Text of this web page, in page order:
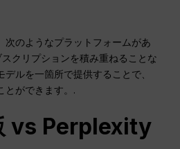
次のようなプラットフォームがあ
クリプションを積み重ねることな
デルを一箇所で提供することで、
とができます。.
vs Perplexity